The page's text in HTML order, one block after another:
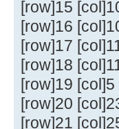
[row]15
[row]16
[row]17
[row]18
[row]19
[row]20
[row]21